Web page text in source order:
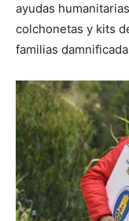
ayudas
colchonetas y kits
familias